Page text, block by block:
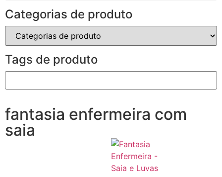
Categorias de produto
Tags de produto
fantasia enfermeira com
saia